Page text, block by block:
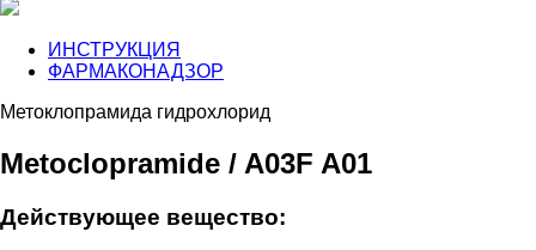
ИНСТРУКЦИЯ
ФАРМАКОНАДЗОР
Метоклопрамида гидрохлорид
Metoclopramide / A03F A01
Действующее вещество: